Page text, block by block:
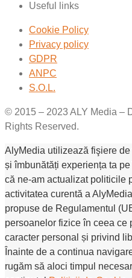
Useful links
Cookie Policy
Privacy policy
GDPR
ANPC
S.O.L.
© 2015 – 2023 ALY Media –
Rights Reserved.
AlyMedia utilizează fişiere
și îmbunătăți experiența ta
că ne-am actualizat politicile
activitatea curentă a
propuse de Regulamentul
persoanelor fizice în ceea ce
caracter personal și privind
Înainte de a continua
rugăm să aloci timpul